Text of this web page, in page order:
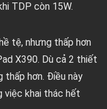
TDP còn 15W.
tệ, nhưng thấp hơn
X390. Dù cả 2 thiết
thấp hơn. Điều này
việc khai thác hết